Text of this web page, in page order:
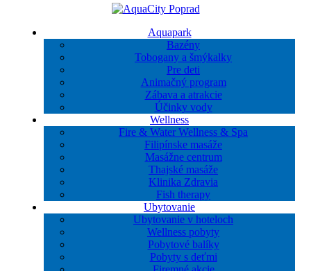
Aquapark
Bazény
Tobogany a šmýkalky
Pre deti
Animačný program
Zábava a atrakcie
Účinky vody
Wellness
Fire & Water Wellness & Spa
Filipínske masáže
Masážne centrum
Thajské masáže
Klinika Zdravia
Fish therapy
Ubytovanie
Ubytovanie v hoteloch
Wellness pobyty
Pobytové balíky
Pobyty s deťmi